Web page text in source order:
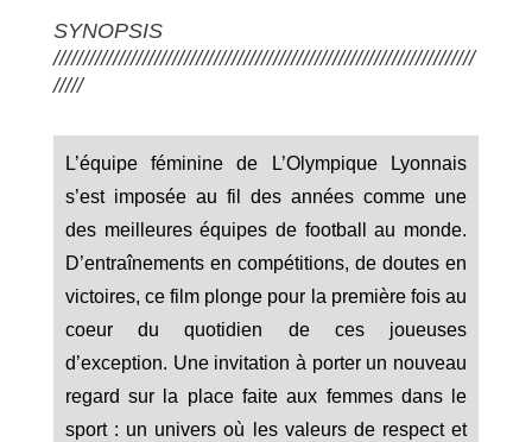
SYNOPSIS
///////////////////////////////////////////////////////////////////////
/////
L’équipe féminine de L’Olympique Lyonnais
s’est imposée au fil des années comme une
des meilleures équipes de football au monde.
D’entraînements en compétitions, de doutes en
victoires, ce film plonge pour la première fois au
coeur du quotidien de ces joueuses
d’exception. Une invitation à porter un nouveau
regard sur la place faite aux femmes dans le
sport : un univers où les valeurs de respect et